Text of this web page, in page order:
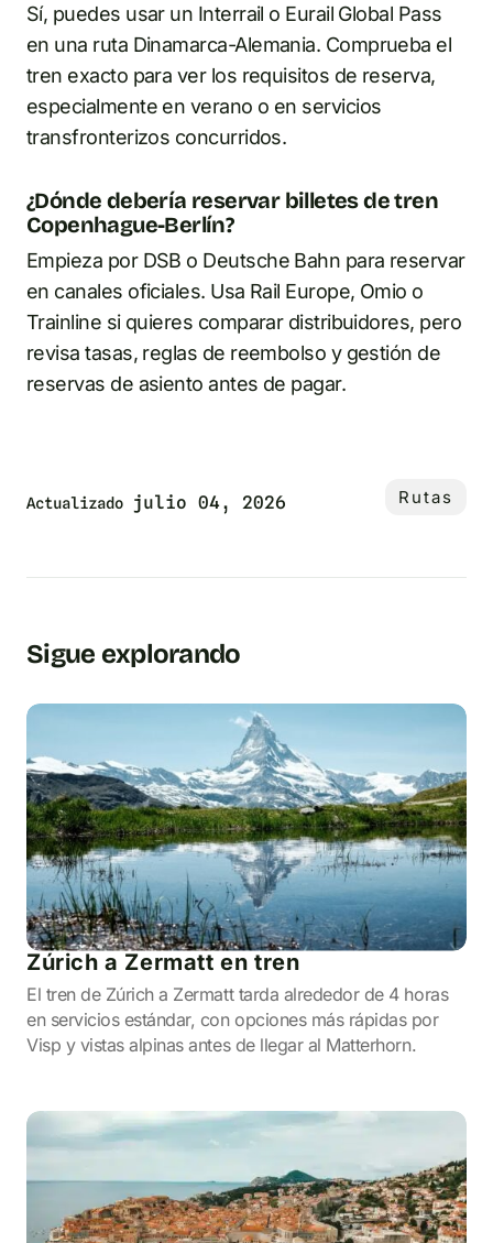
Sí, puedes usar un Interrail o Eurail Global Pass
en una ruta Dinamarca-Alemania. Comprueba el
tren exacto para ver los requisitos de reserva,
especialmente en verano o en servicios
transfronterizos concurridos.
¿Dónde debería reservar billetes de tren
Copenhague-Berlín?
Empieza por DSB o Deutsche Bahn para reservar
en canales oficiales. Usa Rail Europe, Omio o
Trainline si quieres comparar distribuidores, pero
revisa tasas, reglas de reembolso y gestión de
reservas de asiento antes de pagar.
Actualizado julio 04, 2026 Rutas
Sigue explorando
Zúrich a Zermatt en tren
El tren de Zúrich a Zermatt tarda alrededor de 4 horas
en servicios estándar, con opciones más rápidas por
Visp y vistas alpinas antes de llegar al Matterhorn.